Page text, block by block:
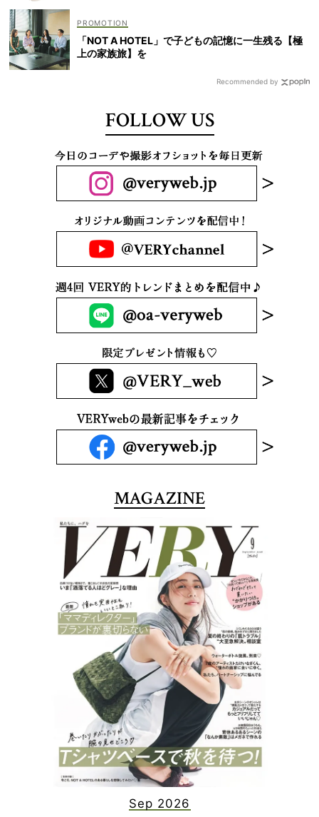
「NOT A HOTEL」で子どもの記憶に一生残る【極
上の家族旅】を
Recommended by
FOLLOW US
MAGAZINE
Sep 2026